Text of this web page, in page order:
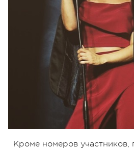
Кроме номеров участников,